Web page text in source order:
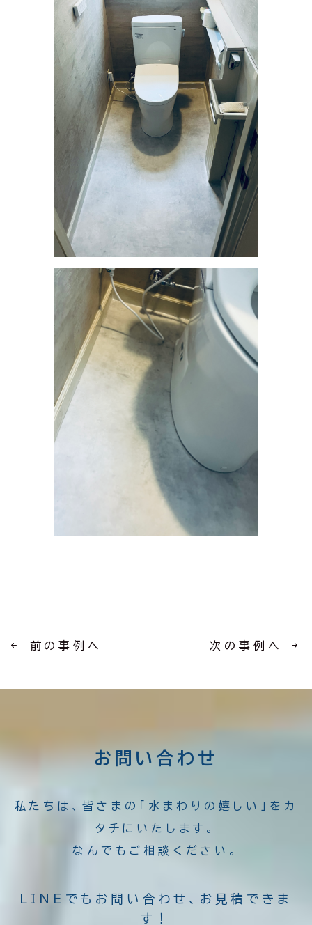
前の事例へ 次の事例へ
お問い合わせ
私たちは、皆さまの「水まわりの嬉しい」をカ
タチにいたします。
なんでもご相談ください。
LINEでもお問い合わせ、お見積できま
す！